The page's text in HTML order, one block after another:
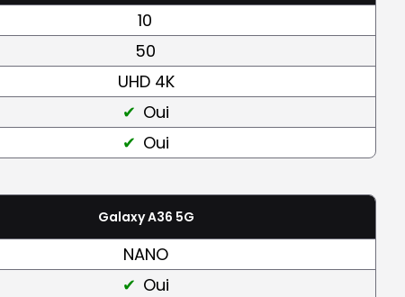
10
50
UHD 4K
Oui
Oui
Galaxy A36 5G
NANO
Oui